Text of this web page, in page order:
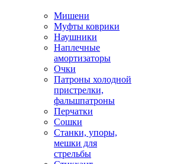
Мишени
Муфты коврики
Наушники
Наплечные
амортизаторы
Очки
Патроны холодной
пристрелки,
фальшпатроны
Перчатки
Сошки
Станки, упоры,
мешки для
стрельбы